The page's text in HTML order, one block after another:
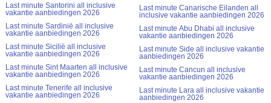
Last minute Santorini all inclusive
vakantie aanbiedingen 2026
Last minute Sardinië all inclusive
vakantie aanbiedingen 2026
Last minute Sicilië all inclusive
vakantie aanbiedingen 2026
Last minute Sint Maarten all inclusive
vakantie aanbiedingen 2026
Last minute Tenerife all inclusive
vakantie aanbiedingen 2026
Last minute Canarische Eilanden all
inclusive vakantie aanbiedingen 2026
Last minute Abu Dhabi all inclusive
vakantie aanbiedingen 2026
Last minute Side all inclusive vakantie
aanbiedingen 2026
Last minute Cancun all inclusive
vakantie aanbiedingen 2026
Last minute Lara all inclusive vakantie
aanbiedingen 2026